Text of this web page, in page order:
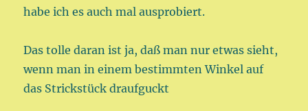
habe ich es auch mal ausprobiert.
Das tolle daran ist ja, daß man nur etwas sieht,
wenn man in einem bestimmten Winkel auf
das Strickstück draufguckt